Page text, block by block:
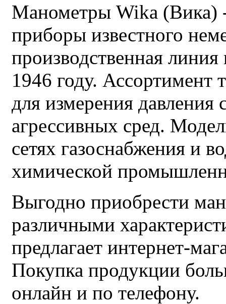
Манометры Wika (Вика)
приборы известного
производственная
1946 году. Ассортимент
для измерения
агрессивных сред.
сетях газоснабжения и
химической
Выгодно приобрести
различными
предлагает интернет-
Покупка продукции
онлайн и по телефону.